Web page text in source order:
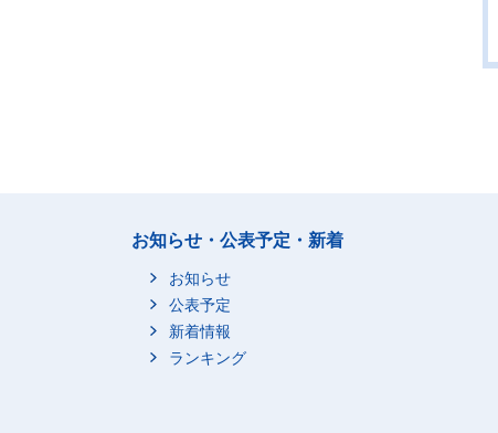
お知らせ・公表予定・新着
お知らせ
公表予定
新着情報
ランキング